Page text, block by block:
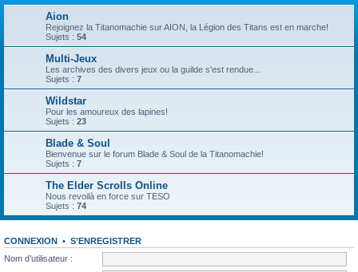
Aion
Rejoignez la Titanomachie sur AION, la Légion des Titans est en marche!
Sujets : 54
Multi-Jeux
Les archives des divers jeux ou la guilde s'est rendue...
Sujets : 7
Wildstar
Pour les amoureux des lapines!
Sujets : 23
Blade & Soul
Bienvenue sur le forum Blade & Soul de la Titanomachie!
Sujets : 7
The Elder Scrolls Online
Nous revoilà en force sur TESO
Sujets : 74
CONNEXION • S’ENREGISTRER
Nom d’utilisateur :